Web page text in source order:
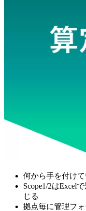
何から手を付け
Scope1/2はExcel
じる
拠点毎に管理フ